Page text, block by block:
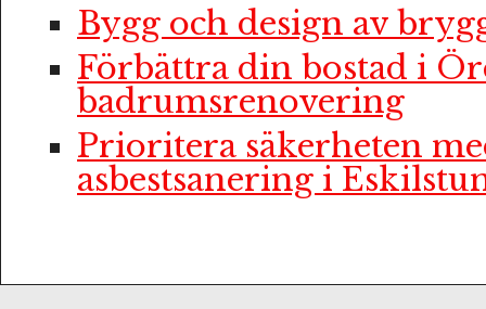
Bygg och design av
Förbättra din bostad i
badrumsrenovering
Prioritera säkerheten
asbestsanering i